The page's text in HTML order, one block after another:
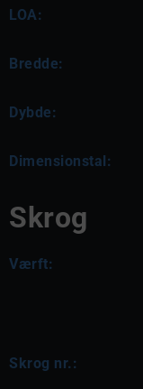
LOA:
Bredde:
Dybde:
Dimensionstal:
Skrog
Værft:
Skrog nr.: